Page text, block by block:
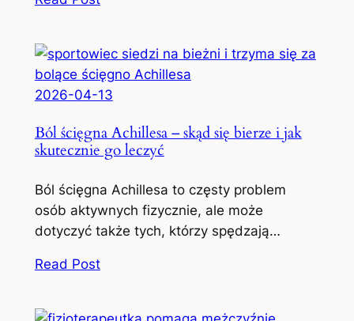
2026-04-13
Ból ścięgna Achillesa – skąd się bierze i jak
skutecznie go leczyć
Ból ścięgna Achillesa to częsty problem
osób aktywnych fizycznie, ale może
dotyczyć także tych, którzy spędzają…
Read Post